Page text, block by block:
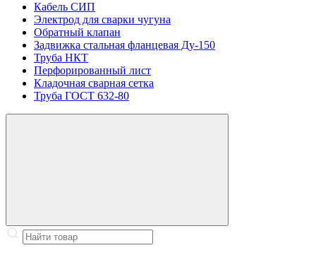
Кабель СИП
Электрод для сварки чугуна
Обратный клапан
Задвижка стальная фланцевая Ду-150
Труба НКТ
Перфорированный лист
Кладочная сварная сетка
Труба ГОСТ 632-80